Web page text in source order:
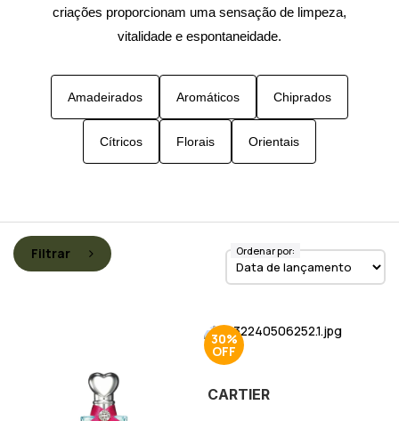
criações proporcionam uma sensação de limpeza,
vitalidade e espontaneidade.
Amadeirados Aromáticos Chiprados
Cítricos Florais Orientais
Filtrar Ordenar por:
30%
CARTIER